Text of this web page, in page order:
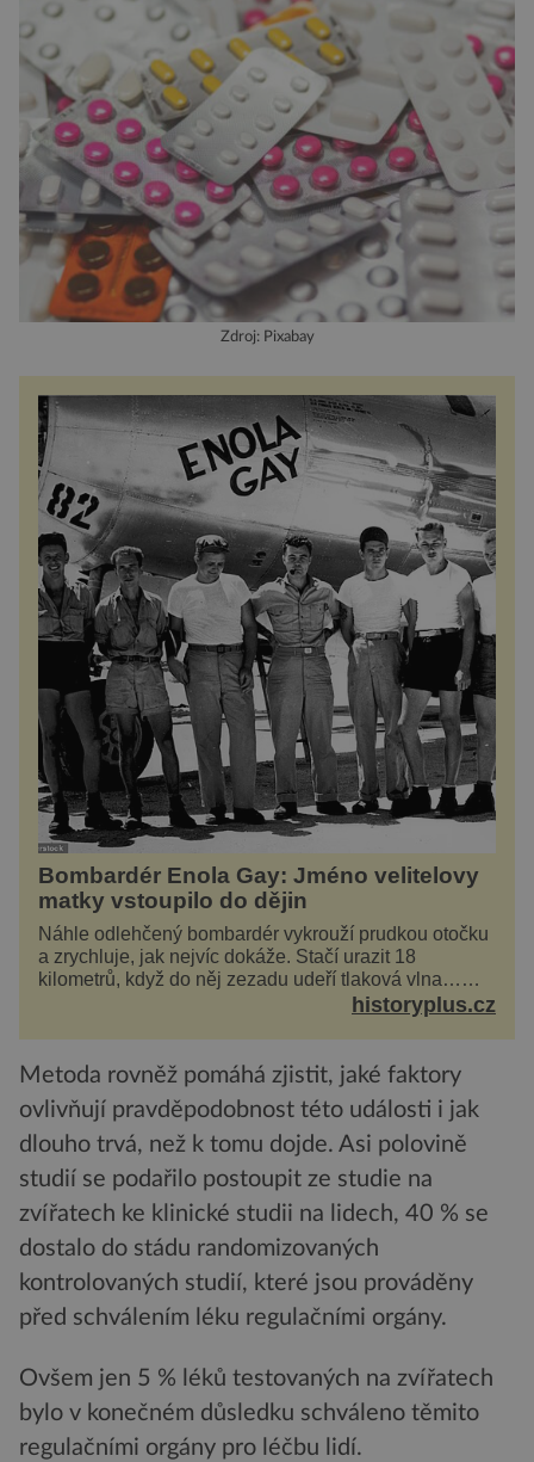
Zdroj: Pixabay
Bombardér Enola Gay: Jméno velitelovy
matky vstoupilo do dějin
Náhle odlehčený bombardér vykrouží prudkou otočku
a zrychluje, jak nejvíc dokáže. Stačí urazit 18
kilometrů, když do něj zezadu udeří tlaková vlna…
Americké rozhodnutí svrhnout ničivou jadernou
historyplus.cz
Metoda rovněž pomáhá zjistit, jaké faktory
ovlivňují pravděpodobnost této události i jak
dlouho trvá, než k tomu dojde. Asi polovině
studií se podařilo postoupit ze studie na
zvířatech ke klinické studii na lidech, 40 % se
dostalo do stádu randomizovaných
kontrolovaných studií, které jsou prováděny
před schválením léku regulačními orgány.
Ovšem jen 5 % léků testovaných na zvířatech
bylo v konečném důsledku schváleno těmito
regulačními orgány pro léčbu lidí.